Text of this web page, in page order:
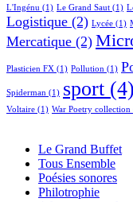
L'Ingénu (1) Le Grand Saut (1)
Logistique (2) Lycée (1)
Mercatique (2)
Plasticien FX (1) Pollution (1)
Spiderman (1) sport (4)
Voltaire (1) War Poetry collection
Le Grand Buffet
Tous Ensemble
Poésies sonores
Philotrophie